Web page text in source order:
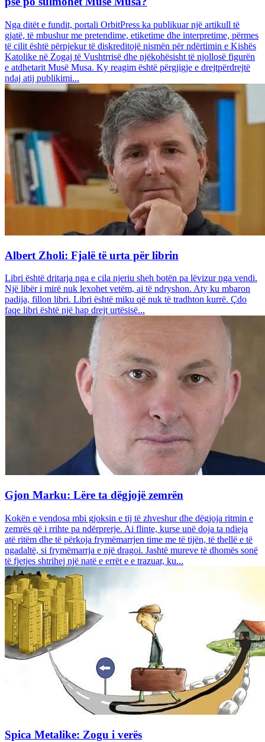
Nga ditët e fundit, portali OrbitPress ka publikuar një artikull të
gjatë, të mbushur me pretendime, etiketime dhe interpretime, përmes
të cilit është përpjekur të diskreditojë nismën për ndërtimin e Kishës
Katolike në Zogaj të Vushtrrisë dhe njëkohësisht të njollosë figurën
e atdhetarit Musë Musa. Ky reagim është përgjigje e drejtpërdrejtë
ndaj atij publikimi...
Albert Zholi: Fjalë të urta për librin
Libri është dritarja nga e cila njeriu sheh botën pa lëvizur nga vendi.
Një libër i mirë nuk lexohet vetëm, ai të ndryshon. Aty ku mbaron
padija, fillon libri. Libri është miku që nuk të tradhton kurrë. Çdo
faqe libri është një hap drejt urtësisë...
Gjon Marku: Lëre ta dëgjojë zemrën
Kokën e vendosa mbi gjoksin e tij të zhveshur dhe dëgjoja ritmin e
zemrës që i rrihte pa ndërprerje. Ai flinte, kurse unë doja ta ndieja
atë ritëm dhe të përkoja frymëmarrjen time me të tijën, të thellë e të
ngadaltë, si frymëmarrja e një dragoi. Jashtë mureve të dhomës sonë
të fjetjes shtrihej një natë e errët e e trazuar, ku...
Spica Metalike: Zogu i verës